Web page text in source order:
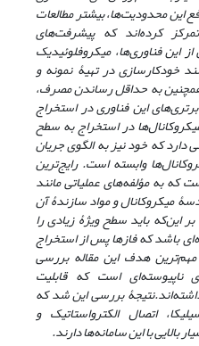
این محدودیت‌ها، بیشتر مطالعات
کرده‌اند که پیشرفت‌های
فناوری‌‌ها، میکروفلوئیدیک
خودکارسازی در تهیۀ نمونه و
همچنین به حداقل رساندن مصرف،
این فناوری‌ در استخراج
در استخراج به سطح
که خود نیز به الگوی جریان
وابسته است. رایج‌ترین
که به مؤلفه‌های عملیاتی مانند
میکروکانال و مواد سازندۀ آن
این‌که باید سطح ویژۀ زیادی را
باشد که فازها پس از استخراج
هدف این مقاله بررسی
است که قابلیت
بررسی این شد که
اتصال الکترواستاتیک و
بالایی با این سامانه‌‌ها دارند.